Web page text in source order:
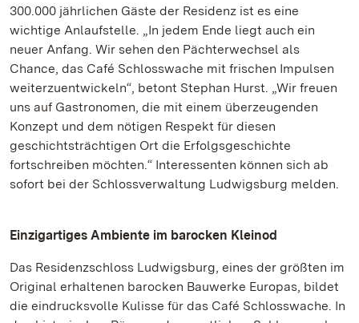
300.000 jährlichen Gäste der Residenz ist es eine
wichtige Anlaufstelle. „In jedem Ende liegt auch ein
neuer Anfang. Wir sehen den Pächterwechsel als
Chance, das Café Schlosswache mit frischen Impulsen
weiterzuentwickeln“, betont Stephan Hurst. „Wir freuen
uns auf Gastronomen, die mit einem überzeugenden
Konzept und dem nötigen Respekt für diesen
geschichtsträchtigen Ort die Erfolgsgeschichte
fortschreiben möchten.“ Interessenten können sich ab
sofort bei der Schlossverwaltung Ludwigsburg melden.
Einzigartiges Ambiente im barocken Kleinod
Das Residenzschloss Ludwigsburg, eines der größten im
Original erhaltenen barocken Bauwerke Europas, bildet
die eindrucksvolle Kulisse für das Café Schlosswache. In